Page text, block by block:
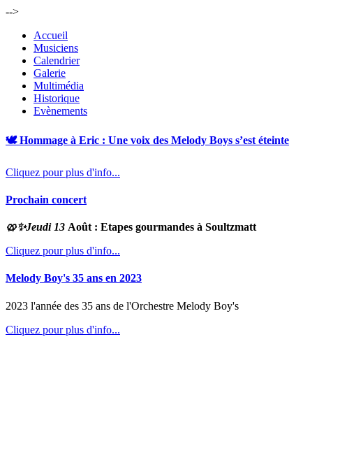
-->
Accueil
Musiciens
Calendrier
Galerie
Multimédia
Historique
Evènements
🕊️ Hommage à Eric : Une voix des Melody Boys s’est éteinte
Cliquez pour plus d'info...
Prochain concert
🥨✨Jeudi 13 Août : Etapes gourmandes à Soultzmatt
Cliquez pour plus d'info...
Melody Boy's 35 ans en 2023
2023 l'année des 35 ans de l'Orchestre Melody Boy's
Cliquez pour plus d'info...